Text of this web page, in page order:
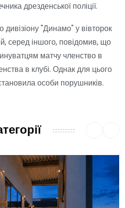
дрезденської поліції.
дивізіону "Динамо" у вівторок
серед іншого, повідомив, що
матчу членство в
в клубі. Однак для цього
особи порушників.